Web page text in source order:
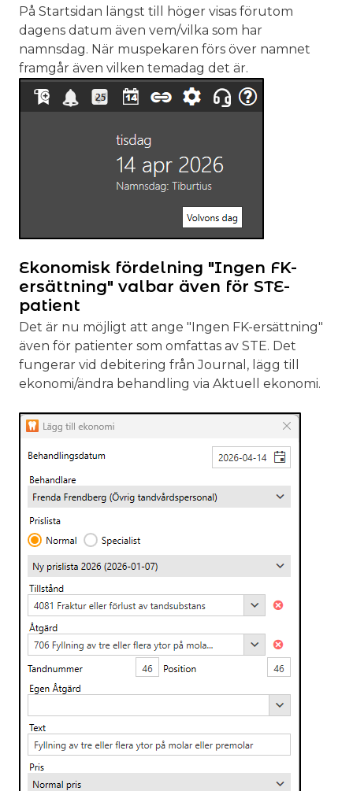
På Startsidan längst till höger visas förutom
dagens datum även vem/vilka som har
namnsdag. När muspekaren förs över namnet
framgår även vilken temadag det är.
Ekonomisk fördelning "Ingen FK-
ersättning" valbar även för STE-
patient
Det är nu möjligt att ange "Ingen FK-ersättning"
även för patienter som omfattas av STE. Det
fungerar vid debitering från Journal, lägg till
ekonomi/ändra behandling via Aktuell ekonomi.